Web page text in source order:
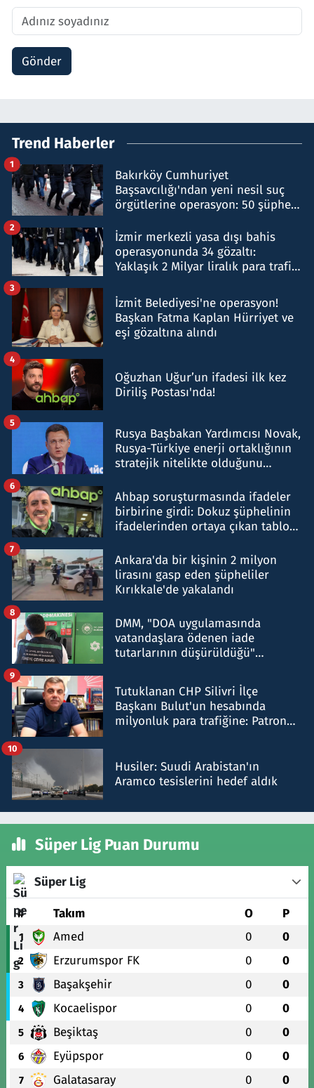
Gönder
Trend Haberler
Bakırköy Cumhuriyet
Başsavcılığı'ndan yeni nesil suç
örgütlerine operasyon: 50 şüpheli
1
İzmir merkezli yasa dışı bahis
operasyonunda 34 gözaltı:
Yaklaşık 2 Milyar liralık para trafiği
2
İzmit Belediyesi'ne operasyon!
Başkan Fatma Kaplan Hürriyet ve
eşi gözaltına alındı
3
Oğuzhan Uğur’un ifadesi ilk kez
Diriliş Postası'nda!
4
Rusya Başbakan Yardımcısı Novak,
Rusya-Türkiye enerji ortaklığının
stratejik nitelikte olduğunu
5
Ahbap soruşturmasında ifadeler
birbirine girdi: Dokuz şüphelinin
ifadelerinden ortaya çıkan tablo
6
Ankara'da bir kişinin 2 milyon
lirasını gasp eden şüpheliler
Kırıkkale'de yakalandı
7
DMM, "DOA uygulamasında
vatandaşlara ödenen iade
tutarlarının düşürüldüğü"
8
Tutuklanan CHP Silivri İlçe
Başkanı Bulut'un hesabında
milyonluk para trafiğine: Patron
9
Husiler: Suudi Arabistan'ın
Aramco tesislerini hedef aldık
10
Süper Lig Puan Durumu
Süper Lig
# Takım O P
1 Amed 0 0
2 Erzurumspor FK 0 0
3 Başakşehir 0 0
4 Kocaelispor 0 0
5 Beşiktaş 0 0
6 Eyüpspor 0 0
7 Galatasaray 0 0